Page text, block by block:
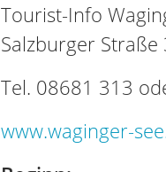
Tourist-Info
Salzburger
Tel. 08681 313
www.waginger-